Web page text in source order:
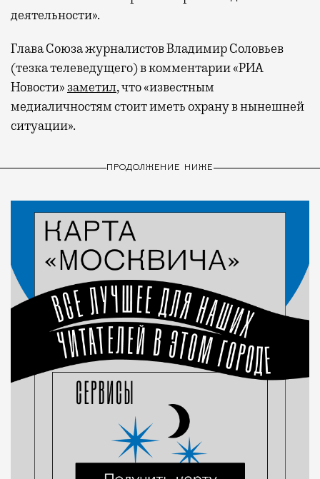
деятельности».
Глава Союза журналистов Владимир Соловьев
(тезка телеведущего) в комментарии «РИА
Новости» заметил, что «известным
медиаличностям стоит иметь охрану в нынешней
ситуации».
ПРОДОЛЖЕНИЕ НИЖЕ